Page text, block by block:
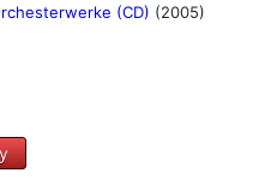
(CD) (2005)